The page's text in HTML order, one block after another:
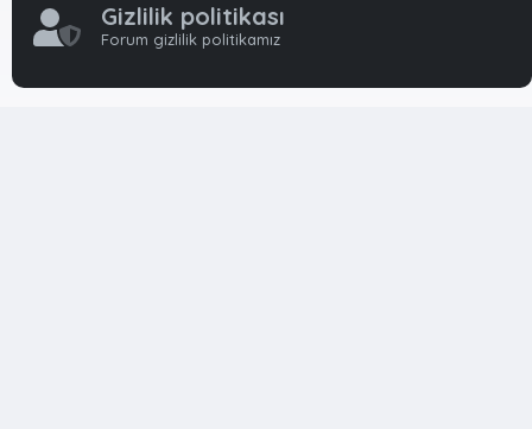
Gizlilik politikası
Forum gizlilik politikamız